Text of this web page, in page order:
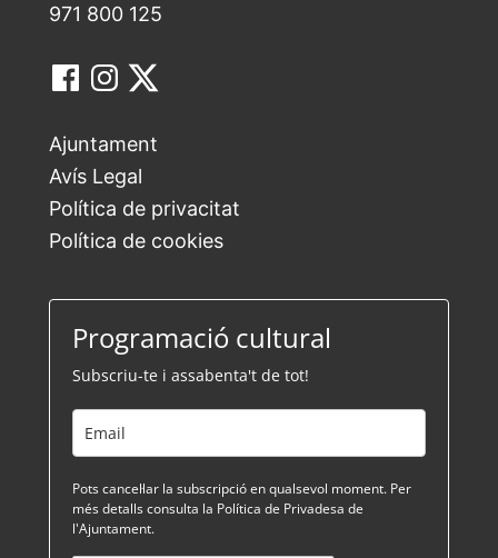
971 800 125
Ajuntament
Avís Legal
Política de privacitat
Política de cookies
Programació cultural
Subscriu-te i assabenta't de tot!
Pots cancel·lar la subscripció en qualsevol moment. Per
més detalls consulta la Política de Privadesa de
l'Ajuntament.